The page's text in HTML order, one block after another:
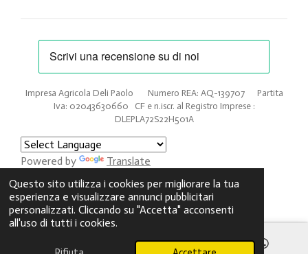
Questo sito utilizza i cookies per migliorare la tua
esperienza e visualizzare annunci pubblicitari
personalizzati. Cliccando su "Accetta" acconsenti
all'uso di tutti i cookies.
Impresa Agricola Deli Paolo Numero REA: AQ-139707 Partita
Iva: 02043630660 CF e n.iscr. al Registro Imprese :
DLEPLA72S22H501A
Powered by
Translate
© 2025 - 2026 Bomboniere di miele
Fornito daWebador